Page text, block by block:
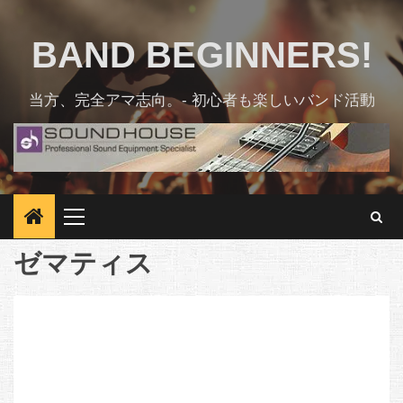
contentBAND BEGINNERS!
当方、完全アマ志向。- 初心者も楽しいバンド活動
Primary
Menu
ゼマティス